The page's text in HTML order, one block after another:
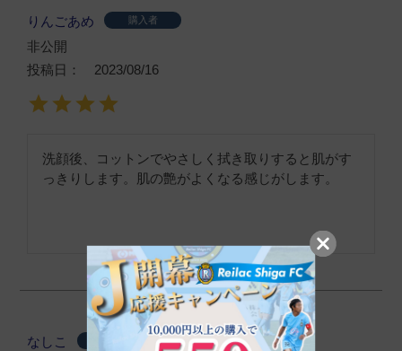
りんごあめ 購入者
非公開
投稿日
2023/08/16
洗顔後、コットンでやさしく拭き取りすると肌がす
っきりします。肌の艶がよくなる感じがします。
なしこ